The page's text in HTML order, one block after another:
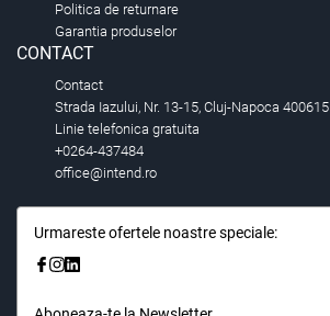
Politica de returnare
Garantia produselor
CONTACT
Contact
Strada Iazului, Nr. 13-15, Cluj-Napoca 400615
Linie telefonica gratuita
+0264-437484
office@intend.ro
Urmareste ofertele noastre speciale: